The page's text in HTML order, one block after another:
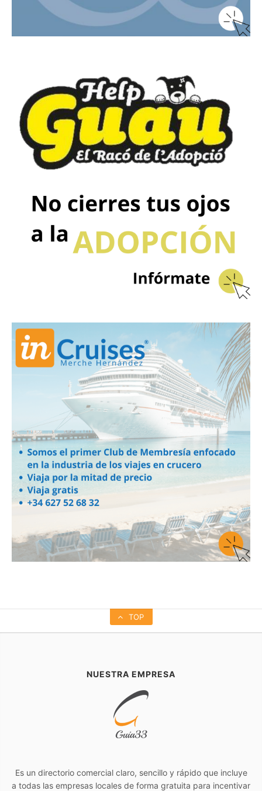
TOP
NUESTRA EMPRESA
Es un directorio comercial claro, sencillo y rápido que incluye
a todas las empresas locales de forma gratuita para incentivar